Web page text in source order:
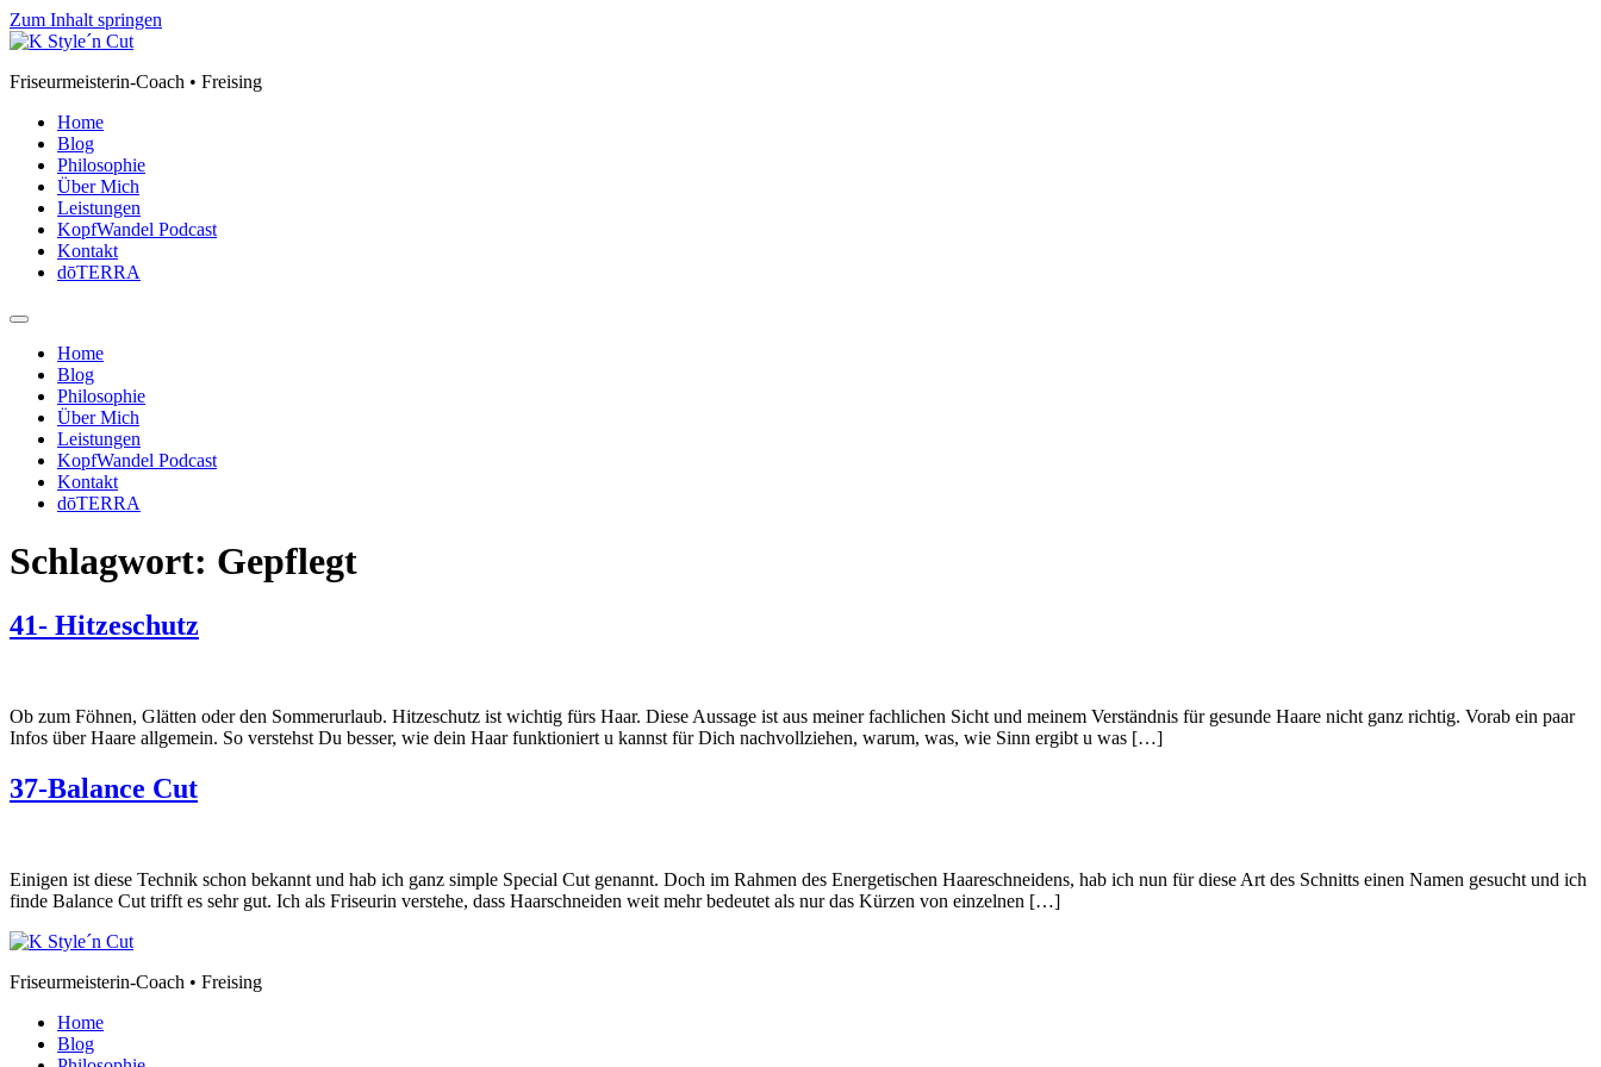
Zum Inhalt springen
Friseurmeisterin-Coach • Freising
Home
Blog
Philosophie
Über Mich
Leistungen
KopfWandel Podcast
Kontakt
dōTERRA
Home
Blog
Philosophie
Über Mich
Leistungen
KopfWandel Podcast
Kontakt
dōTERRA
Schlagwort: Gepflegt
41- Hitzeschutz
Ob zum Föhnen, Glätten oder den Sommerurlaub. Hitzeschutz ist wichtig fürs Haar. Diese Aussage ist aus meiner fachlichen Sicht und meinem Verständnis für gesunde Haare nicht ganz richtig. Vorab ein paar
Infos über Haare allgemein. So verstehst Du besser, wie dein Haar funktioniert u kannst für Dich nachvollziehen, warum, was, wie Sinn ergibt u was […]
37-Balance Cut
Einigen ist diese Technik schon bekannt und hab ich ganz simple Special Cut genannt. Doch im Rahmen des Energetischen Haareschneidens, hab ich nun für diese Art des Schnitts einen Namen gesucht und ich
finde Balance Cut trifft es sehr gut. Ich als Friseurin verstehe, dass Haarschneiden weit mehr bedeutet als nur das Kürzen von einzelnen […]
Friseurmeisterin-Coach • Freising
Home
Blog